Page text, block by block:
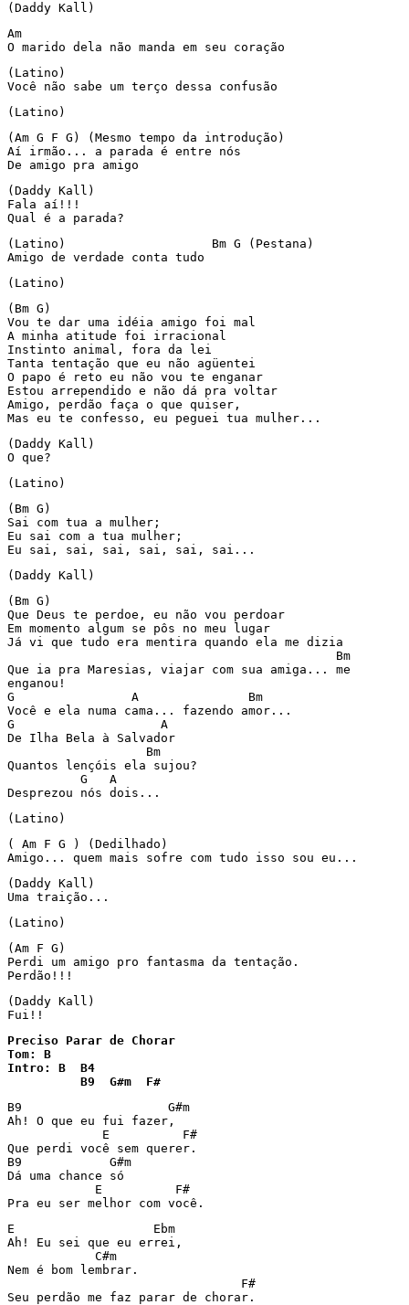
(Daddy Kall)
Am
O marido dela não manda em seu coração
(Latino)
Você não sabe um terço dessa confusão
(Latino)
(Am G F G) (Mesmo tempo da introdução)
Aí irmão... a parada é entre nós
De amigo pra amigo
(Daddy Kall)
Fala aí!!!
Qual é a parada?
(Latino)                    Bm G (Pestana)
Amigo de verdade conta tudo
(Latino)
(Bm G)
Vou te dar uma idéia amigo foi mal
A minha atitude foi irracional
Instinto animal, fora da lei
Tanta tentação que eu não agüentei
O papo é reto eu não vou te enganar
Estou arrependido e não dá pra voltar
Amigo, perdão faça o que quiser,
Mas eu te confesso, eu peguei tua mulher...
(Daddy Kall)
O que?
(Latino)
(Bm G)
Sai com tua a mulher;
Eu sai com a tua mulher;
Eu sai, sai, sai, sai, sai, sai...
(Daddy Kall)
(Bm G)
Que Deus te perdoe, eu não vou perdoar
Em momento algum se pôs no meu lugar
Já vi que tudo era mentira quando ela me dizia
                                             Bm
Que ia pra Maresias, viajar com sua amiga... me
enganou!
G                A               Bm
Você e ela numa cama... fazendo amor...
G                    A
De Ilha Bela à Salvador
                   Bm
Quantos lençóis ela sujou?
          G   A
Desprezou nós dois...
(Latino)
( Am F G ) (Dedilhado)
Amigo... quem mais sofre com tudo isso sou eu...
(Daddy Kall)
Uma traição...
(Latino)
(Am F G)
Perdi um amigo pro fantasma da tentação.
Perdão!!!
(Daddy Kall)
Fui!!
Preciso Parar de Chorar
Tom: B
Intro: B  B4
          B9  G#m  F#
B9                    G#m
Ah! O que eu fui fazer,
             E          F#
Que perdi você sem querer.
B9            G#m
Dá uma chance só
            E          F#
Pra eu ser melhor com você.
E                   Ebm
Ah! Eu sei que eu errei,
            C#m
Nem é bom lembrar.
                                F#
Seu perdão me faz parar de chorar.